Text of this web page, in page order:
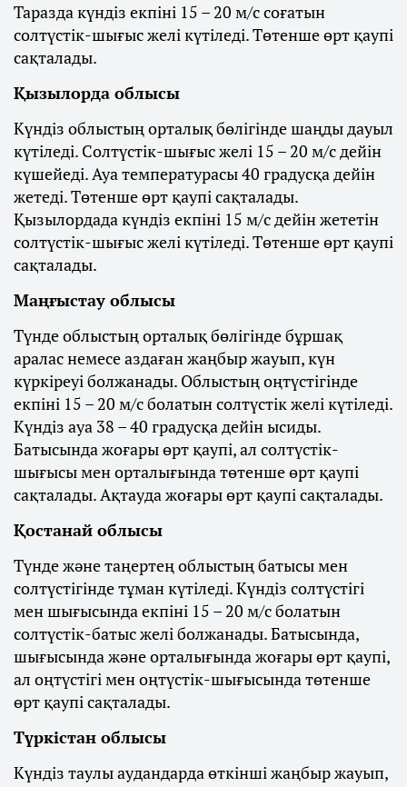
Таразда күндіз екпіні 15 – 20 м/с соғатын
солтүстік-шығыс желі күтіледі. Төтенше өрт қаупі
сақталады.
Қызылорда облысы
Күндіз облыстың орталық бөлігінде шаңды дауыл
күтіледі. Солтүстік-шығыс желі 15 – 20 м/с дейін
күшейеді. Ауа температурасы 40 градусқа дейін
жетеді. Төтенше өрт қаупі сақталады.
Қызылордада күндіз екпіні 15 м/с дейін жететін
солтүстік-шығыс желі күтіледі. Төтенше өрт қаупі
сақталады.
Маңғыстау облысы
Түнде облыстың орталық бөлігінде бұршақ
аралас немесе аздаған жаңбыр жауып, күн
күркіреуі болжанады. Облыстың оңтүстігінде
екпіні 15 – 20 м/с болатын солтүстік желі күтіледі.
Күндіз ауа 38 – 40 градусқа дейін ысиды.
Батысында жоғары өрт қаупі, ал солтүстік-
шығысы мен орталығында төтенше өрт қаупі
сақталады. Ақтауда жоғары өрт қаупі сақталады.
Қостанай облысы
Түнде және таңертең облыстың батысы мен
солтүстігінде тұман күтіледі. Күндіз солтүстігі
мен шығысында екпіні 15 – 20 м/с болатын
солтүстік-батыс желі болжанады. Батысында,
шығысында және орталығында жоғары өрт қаупі,
ал оңтүстігі мен оңтүстік-шығысында төтенше
өрт қаупі сақталады.
Түркістан облысы
Күндіз таулы аудандарда өткінші жаңбыр жауып,